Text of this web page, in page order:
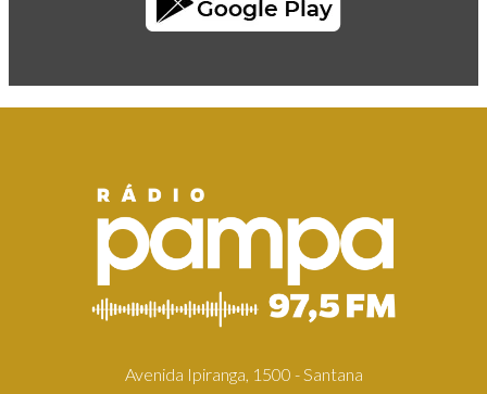
Avenida Ipiranga, 1500 - Santana